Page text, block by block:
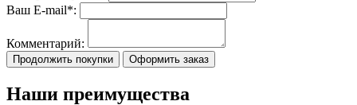
Ваш E-mail*:
Комментарий:
Продолжить покупки Оформить заказ
Наши преимущества